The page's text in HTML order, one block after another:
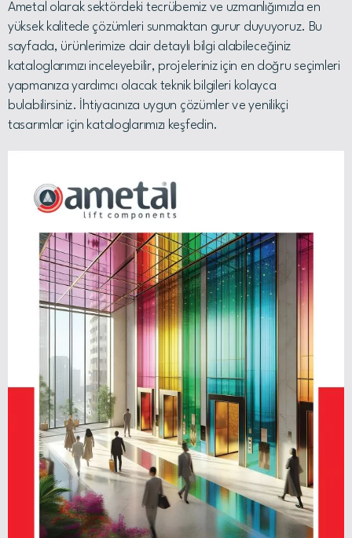
Ametal olarak sektördeki tecrübemiz ve uzmanlığımızla en
yüksek kalitede çözümleri sunmaktan gurur duyuyoruz. Bu
sayfada, ürünlerimize dair detaylı bilgi alabileceğiniz
kataloglarımızı inceleyebilir, projeleriniz için en doğru seçimleri
yapmanıza yardımcı olacak teknik bilgileri kolayca
bulabilirsiniz. İhtiyacınıza uygun çözümler ve yenilikçi
tasarımlar için kataloglarımızı keşfedin.